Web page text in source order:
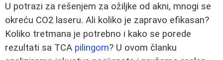
U potrazi za rešenjem za ožiljke od akni, mnogi se
okreću CO2 laseru. Ali koliko je zapravo efikasan?
Koliko tretmana je potrebno i kako se porede
rezultati sa TCA pilingom? U ovom članku